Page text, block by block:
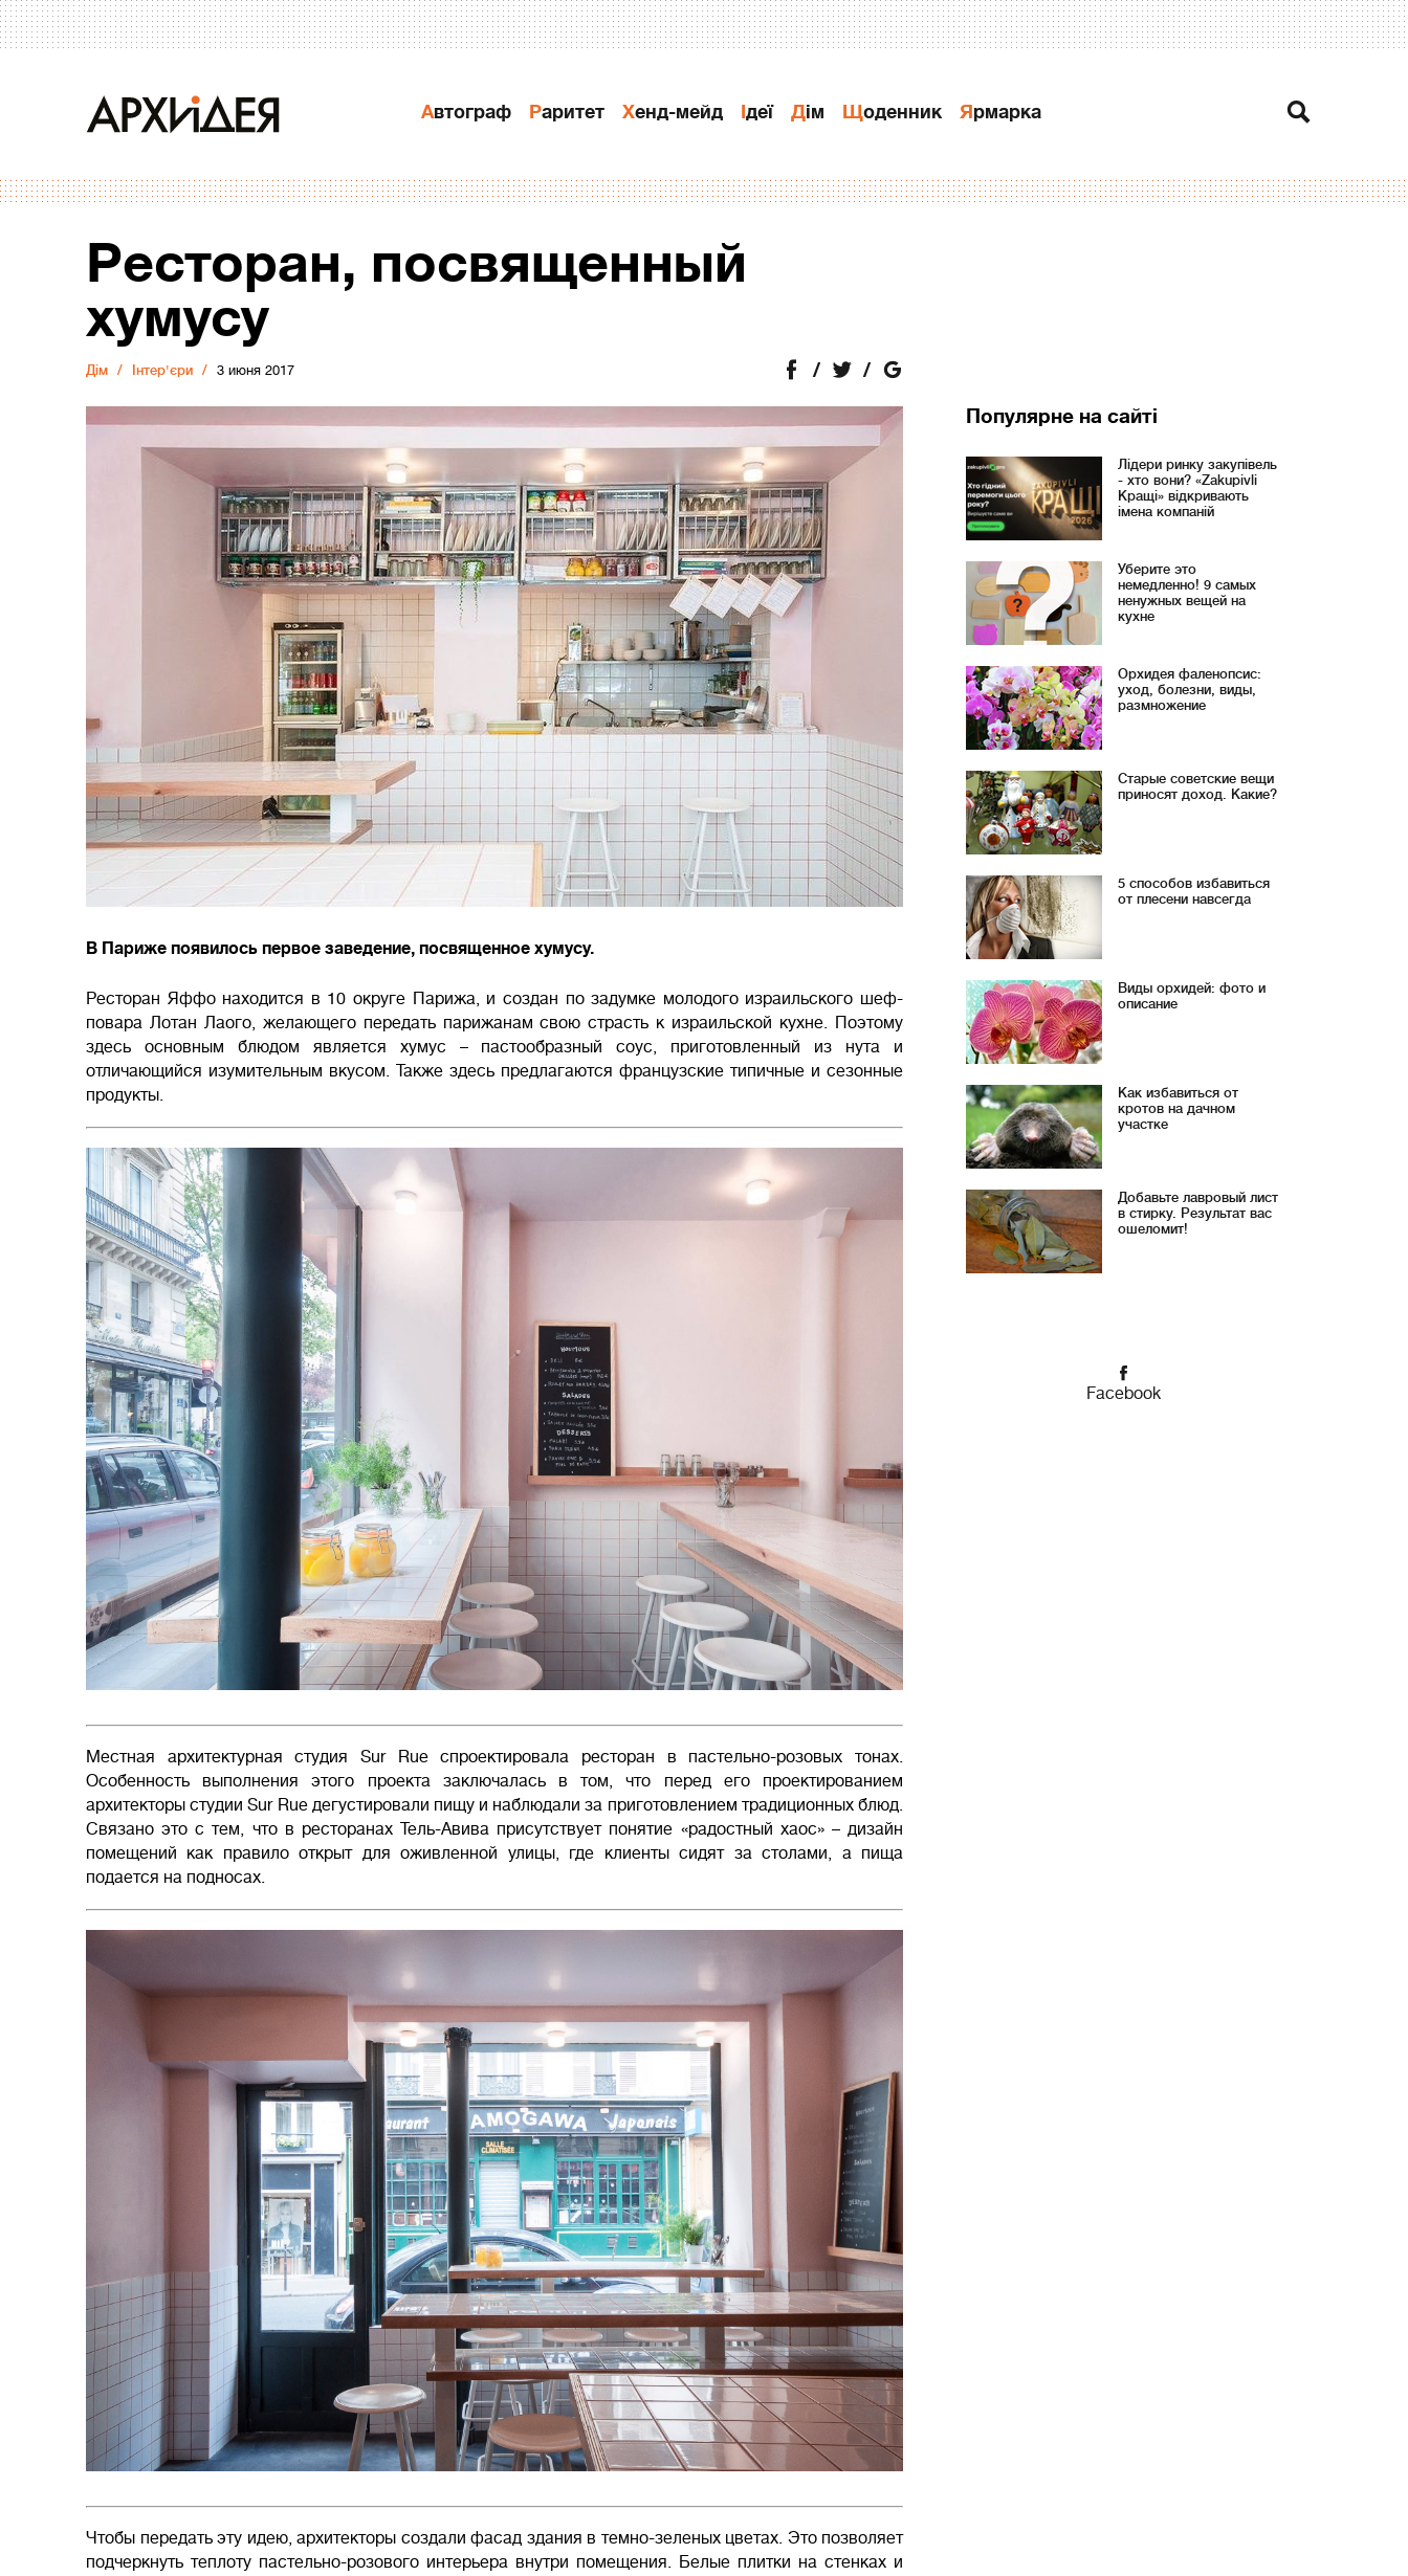
Автограф Раритет Хенд-мейд Ідеї Дiм Щоденник Ярмарка
Ресторан, посвященный
хумусу
Дiм Інтер'єри 3 июня 2017
В Париже появилось первое заведение, посвященное хумусу.
Ресторан Яффо находится в 10 округе Парижа, и создан по задумке молодого израильского шеф-
повара Лотан Лаого, желающего передать парижанам свою страсть к израильской кухне. Поэтому
здесь основным блюдом является хумус – пастообразный соус, приготовленный из нута и
отличающийся изумительным вкусом. Также здесь предлагаются французские типичные и сезонные
продукты.
Местная архитектурная студия Sur Rue спроектировала ресторан в пастельно-розовых тонах.
Особенность выполнения этого проекта заключалась в том, что перед его проектированием
архитекторы студии Sur Rue дегустировали пищу и наблюдали за приготовлением традиционных блюд.
Связано это с тем, что в ресторанах Тель-Авива присутствует понятие «радостный хаос» – дизайн
помещений как правило открыт для оживленной улицы, где клиенты сидят за столами, а пища
подается на подносах.
Чтобы передать эту идею, архитекторы создали фасад здания в темно-зеленых цветах. Это позволяет
подчеркнуть теплоту пастельно-розового интерьера внутри помещения. Белые плитки на стенках и
Популярне на сайті
Лідери ринку закупівель
- хто вони? «Zakupivli
Кращі» відкривають
імена компаній
Уберите это
немедленно! 9 самых
ненужных вещей на
кухне
Орхидея фаленопсис:
уход, болезни, виды,
размножение
Старые советские вещи
приносят доход. Какие?
5 способов избавиться
от плесени навсегда
Виды орхидей: фото и
описание
Как избавиться от
кротов на дачном
участке
Добавьте лавровый лист
в стирку. Результат вас
ошеломит!
Facebook